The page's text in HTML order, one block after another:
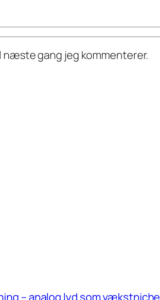
næste gang jeg kommenterer.